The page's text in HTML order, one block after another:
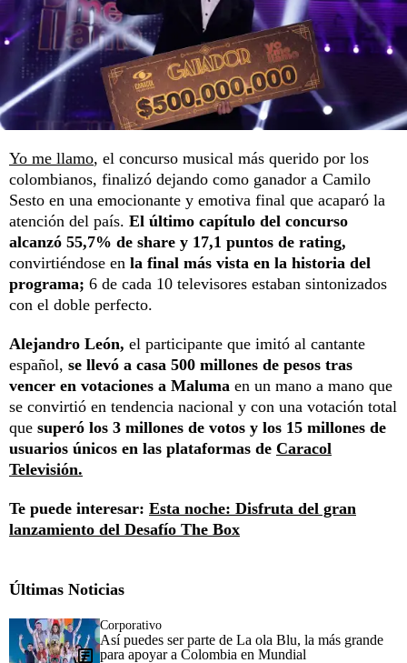
Yo me llamo, el concurso musical más querido por los
colombianos, finalizó dejando como ganador a Camilo
Sesto en una emocionante y emotiva final que acaparó la
atención del país. El último capítulo del concurso
alcanzó 55,7% de share y 17,1 puntos de rating,
convirtiéndose en la final más vista en la historia del
programa; 6 de cada 10 televisores estaban sintonizados
con el doble perfecto.
Alejandro León, el participante que imitó al cantante
español, se llevó a casa 500 millones de pesos tras
vencer en votaciones a Maluma en un mano a mano que
se convirtió en tendencia nacional y con una votación total
que superó los 3 millones de votos y los 15 millones de
usuarios únicos en las plataformas de Caracol
Televisión.
Te puede interesar: Esta noche: Disfruta del gran
lanzamiento del Desafío The Box
Últimas Noticias
Corporativo
Así puedes ser parte de La ola Blu, la más grande
para apoyar a Colombia en Mundial